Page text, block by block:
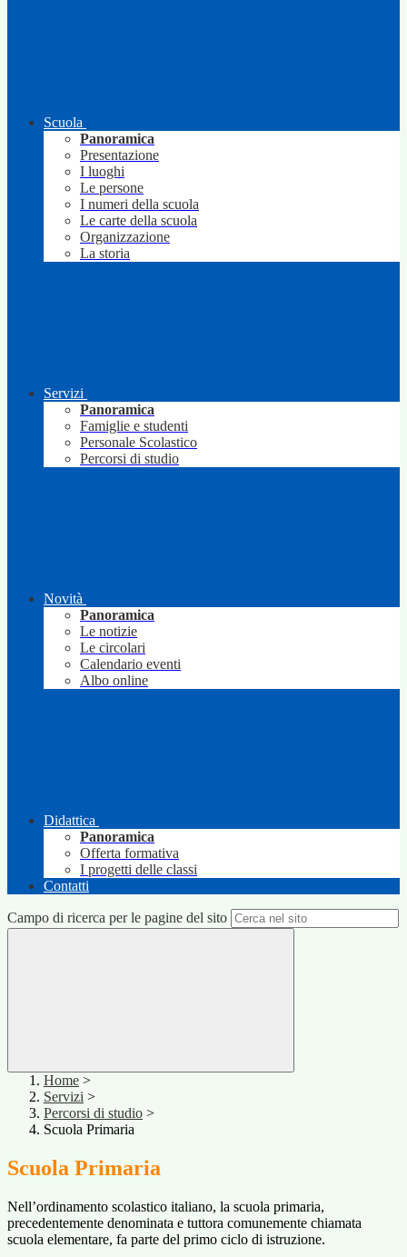
Scuola
Panoramica
Presentazione
I luoghi
Le persone
I numeri della scuola
Le carte della scuola
Organizzazione
La storia
Servizi
Panoramica
Famiglie e studenti
Personale Scolastico
Percorsi di studio
Novità
Panoramica
Le notizie
Le circolari
Calendario eventi
Albo online
Didattica
Panoramica
Offerta formativa
I progetti delle classi
Contatti
Campo di ricerca per le pagine del sito
Home >
Servizi >
Percorsi di studio >
Scuola Primaria
Scuola Primaria
Nell’ordinamento scolastico italiano, la scuola primaria,
precedentemente denominata e tuttora comunemente chiamata
scuola elementare, fa parte del primo ciclo di istruzione.